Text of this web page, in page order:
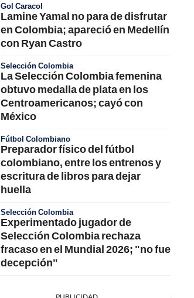
Gol Caracol
Lamine Yamal no para de disfrutar
en Colombia; apareció en Medellín
con Ryan Castro
Selección Colombia
La Selección Colombia femenina
obtuvo medalla de plata en los
Centroamericanos; cayó con
México
Fútbol Colombiano
Preparador físico del fútbol
colombiano, entre los entrenos y
escritura de libros para dejar
huella
Selección Colombia
Experimentado jugador de
Selección Colombia rechaza
fracaso en el Mundial 2026; "no fue
decepción"